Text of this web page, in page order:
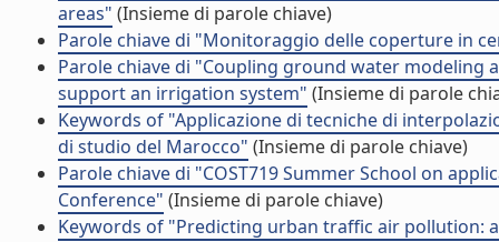
areas" (Insieme di parole chiave)
Parole chiave di "Monitoraggio delle coperture in
Parole chiave di "Coupling ground water
support an irrigation system" (Insieme di parole
Keywords of "Applicazione di tecniche di
di studio del Marocco" (Insieme di parole chiave)
Parole chiave di "COST719 Summer School on
Conference" (Insieme di parole chiave)
Keywords of "Predicting urban traffic air pollution: